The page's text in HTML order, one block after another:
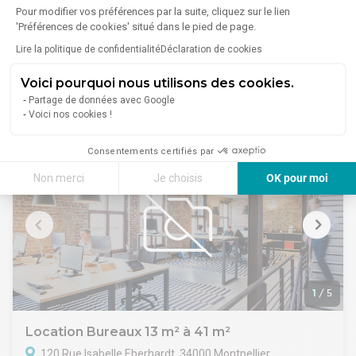
Pour modifier vos préférences par la suite, cliquez sur le lien
'Préférences de cookies' situé dans le pied de page.
Lire la politique de confidentialitéDéclaration de cookies
Voici pourquoi nous utilisons des cookies.
Partage de données avec Google
Voici nos cookies !
Consentements certifiés par
Non merci Je choisis
OK pour moi
Axeptio consent
Plateforme de Gestion du Consentement : Personnalisez vos Options
Notre plateforme vous permet d'adapter et de gérer vos paramètres
219 Rue Le Titien, 34000 Montpellier
Au sein du Parc Millénaire 2 / Odysseum, un bâtiment de
à 221 m².
Excellente visibilité et accessibilité, proche tramway. Lots
incluant places de parking intérieures et/ou extérieurs et
immédiate des bureaux.
Lire plus
À partir de
1 / 5
Location Bureaux 13 m² à 41 m²
120 Rue Isabelle Eberhardt, 34000 Montpellier